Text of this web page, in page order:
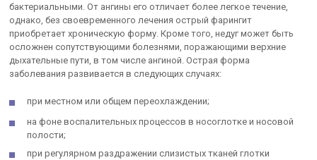
бактериальными. От ангины его отличает более легкое течение,
однако, без своевременного лечения острый фарингит
приобретает хроническую форму. Кроме того, недуг может быть
осложнен сопутствующими болезнями, поражающими верхние
дыхательные пути, в том числе ангиной. Острая форма
заболевания развивается в следующих случаях:
при местном или общем переохлаждении;
на фоне воспалительных процессов в носоглотке и носовой
полости;
при регулярном раздражении слизистых тканей глотки